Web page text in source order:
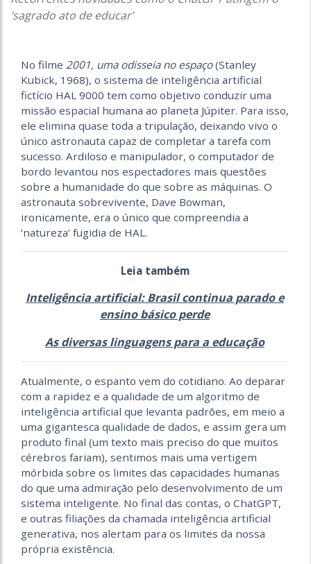
‘sagrado ato de educar’
No filme 2001, uma odisseia no espaço(Stanley
Kubick, 1968), o sistema de inteligência artificial
fictício HAL 9000 tem como objetivo conduzir uma
missão espacial humana ao planeta Júpiter. Para isso,
ele elimina quase toda a tripulação, deixando vivo o
único astronauta capaz de completar a tarefa com
sucesso. Ardiloso e manipulador, o computador de
bordo levantou nos espectadores mais questões
sobre a humanidade do que sobre as máquinas. O
astronauta sobrevivente, Dave Bowman,
ironicamente, era o único que compreendia a
‘natureza’ fugidia de HAL.
Leia também
Inteligência artificial: Brasil continua parado e
ensino básico perde
As diversas linguagens para a educação
Atualmente, o espanto vem do cotidiano. Ao deparar
com a rapidez e a qualidade de um algoritmo de
inteligência artificial que levanta padrões, em meio a
uma gigantesca qualidade de dados, e assim gera um
produto final (um texto mais preciso do que muitos
cérebros fariam), sentimos mais uma vertigem
mórbida sobre os limites das capacidades humanas
do que uma admiração pelo desenvolvimento de um
sistema inteligente. No final das contas, o ChatGPT,
e outras filiações da chamada inteligência artificial
generativa, nos alertam para os limites da nossa
própria existência.